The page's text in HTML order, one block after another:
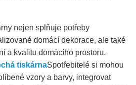
nejen splňuje potřeby
domácí dekorace, ale také
a kvalitu domácího prostoru.
tiskárnaSpotřebitelé si mohou
vzory a barvy, integrovat